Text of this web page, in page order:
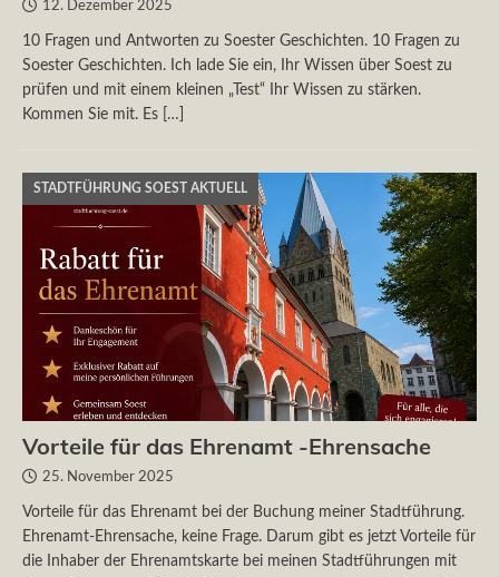
12. Dezember 2025
10 Fragen und Antworten zu Soester Geschichten. 10 Fragen zu
Soester Geschichten. Ich lade Sie ein, Ihr Wissen über Soest zu
prüfen und mit einem kleinen „Test“ Ihr Wissen zu stärken.
Kommen Sie mit. Es
[…]
STADTFÜHRUNG SOEST AKTUELL
Vorteile für das Ehrenamt -Ehrensache
25. November 2025
Vorteile für das Ehrenamt bei der Buchung meiner Stadtführung.
Ehrenamt-Ehrensache, keine Frage. Darum gibt es jetzt Vorteile für
die Inhaber der Ehrenamtskarte bei meinen Stadtführungen mit